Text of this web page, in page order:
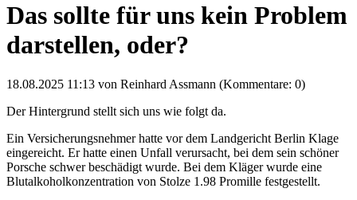
Das sollte für uns kein Problem
darstellen, oder?
18.08.2025 11:13 von Reinhard Assmann (Kommentare: 0)
Der Hintergrund stellt sich uns wie folgt da.
Ein Versicherungsnehmer hatte vor dem Landgericht Berlin Klage
eingereicht. Er hatte einen Unfall verursacht, bei dem sein schöner
Porsche schwer beschädigt wurde. Bei dem Kläger wurde eine
Blutalkoholkonzentration von Stolze 1.98 Promille festgestellt.